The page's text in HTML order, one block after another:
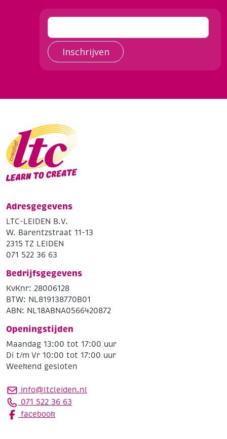
Inschrijven
Adresgegevens
LTC-LEIDEN B.V.
W. Barentzstraat 11-13
2315 TZ LEIDEN
071 522 36 63
Bedrijfsgegevens
KvKnr: 28006128
BTW: NL819138770B01
ABN: NL18ABNA0566420872
Openingstijden
Maandag 13:00 tot 17:00 uur
Di t/m Vr 10:00 tot 17:00 uur
Weekend gesloten
info@ltcleiden.nl
071 522 36 63
facebook